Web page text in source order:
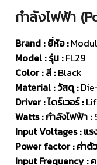
กำลังไฟฟ้า
Brand : ยี่ห้อ :
Model : รุ่น :FL29
Color : สี :Black
Material : วัสดุ :
Driver :ไดร์เวอร์ :
Watts : กำลังไฟฟ้า :
Input Voltages : แ
Power factor : ค่าตั
Input Frequency :